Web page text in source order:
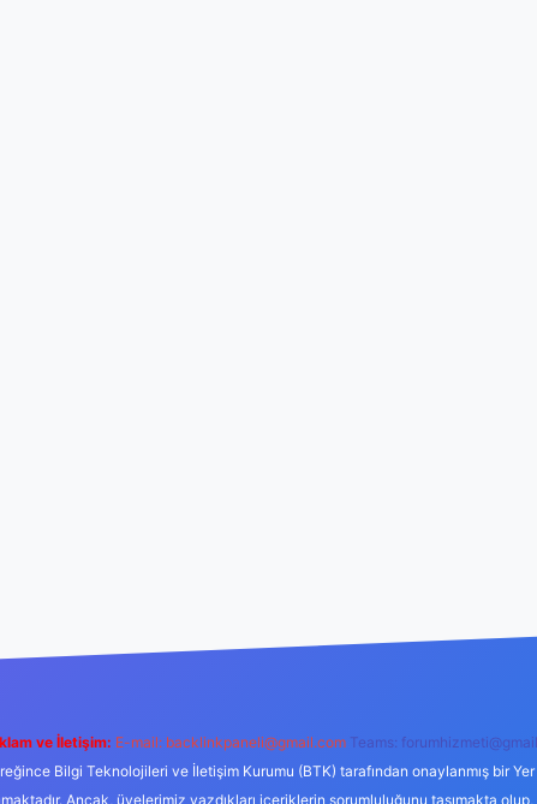
ve İletişim: E-mail: backlinkpaneli@gmail.com Teams:
Bilgi Teknolojileri ve İletişim Kurumu (BTK) tarafından onaylanmış bir
Ancak, üyelerimiz yazdıkları içeriklerin sorumluluğunu taşımakta